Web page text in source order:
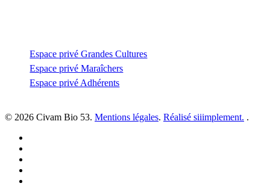
Espace privé Grandes Cultures
Espace privé Maraîchers
Espace privé Adhérents
© 2026 Civam Bio 53. Mentions légales. Réalisé siiimplement. .